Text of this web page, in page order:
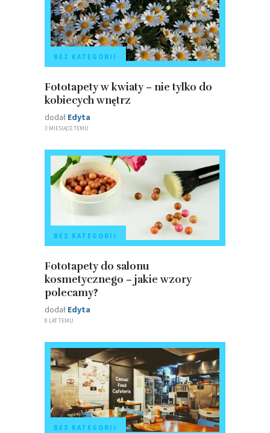
BEZ KATEGORII
Fototapety w kwiaty – nie tylko do
kobiecych wnętrz
dodał Edyta
3 MIESIĄCE TEMU
BEZ KATEGORII
Fototapety do salonu
kosmetycznego – jakie wzory
polecamy?
dodał Edyta
8 LAT TEMU
BEZ KATEGORII